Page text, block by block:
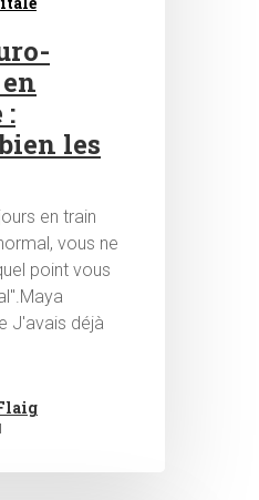
to close
:
les
en train
vous ne
point vous
J'avais déjà